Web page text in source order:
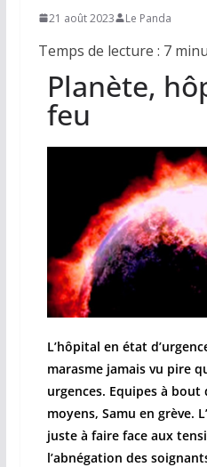
21 août 2023 Le Panda
Temps de lecture : 7
Planète,
feu
L’hôpital en état
marasme jamais vu pire
urgences. Equipes à
moyens, Samu en grève.
juste à faire face aux
l’abnégation des